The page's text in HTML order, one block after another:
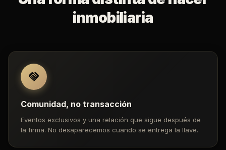
inmobiliaria
Comunidad, no transacción
Eventos exclusivos y una relación que sigue después de
la firma. No desaparecemos cuando se entrega la llave.